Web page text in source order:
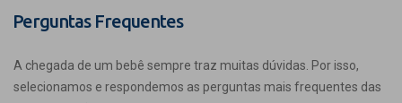
Perguntas Frequentes
A chegada de um bebê sempre traz muitas dúvidas. Por isso,
selecionamos e respondemos as perguntas mais frequentes das